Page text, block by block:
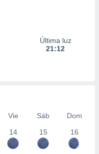
Última luz
21:12
Vie Sáb
Dom
14 15 16